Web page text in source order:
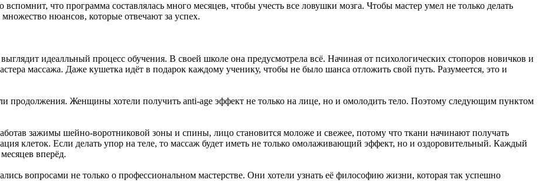
что программа составлялась много месяцев, чтобы учесть все ловушки мозга. Чтобы мастер умел не только делать
нюансов, которые отвечают за успех.
идеалльный процесс обучения. В своей школе она предусмотрела всё. Начиная от психологических стопоров новичков и
массажа. Даже кушетка идёт в подарок каждому ученику, чтобы не было шанса отложить свой путь. Разумеется, это и
продолжения. Женщины хотели получить anti-age эффект не только на лице, но и омолодить тело. Поэтому следующим пунктом
зажимы шейно-воротниковой зоны и спины, лицо становится моложе и свежее, потому что ткани начинают получать
клеток. Если делать упор на теле, то массаж будет иметь не только омолаживающий эффект, но и оздоровительный. Каждый
вперёд.
вопросами не только о профессиональном мастерстве. Они хотели узнать её философию жизни, которая так успешно